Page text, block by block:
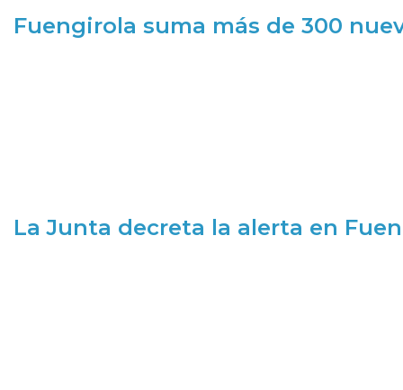
Fuengirola suma más de 300
La Junta decreta la alerta en